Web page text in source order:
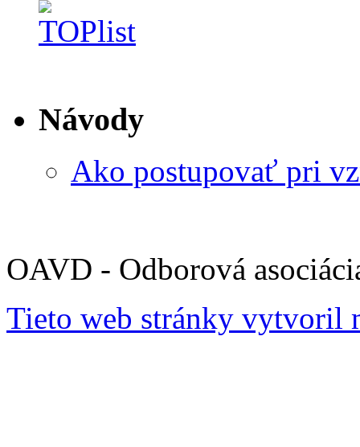
Návody
Ako postupovať pri
OAVD - Odborová
Tieto web stránky vytvoril